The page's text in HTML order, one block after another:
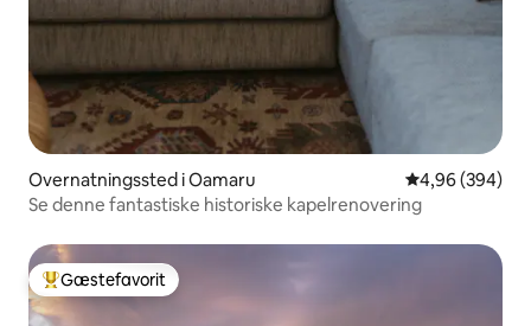
Overnatningssted i Oamaru 4,96 ud af 5 i
4,96 (394)
Se denne fantastiske historiske kapelrenovering
Bedste gæstefavorit
Gæstefavorit